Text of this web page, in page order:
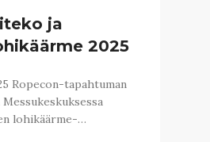
ja
2025
Ropecon-tapahtuman
lohikäärme-…